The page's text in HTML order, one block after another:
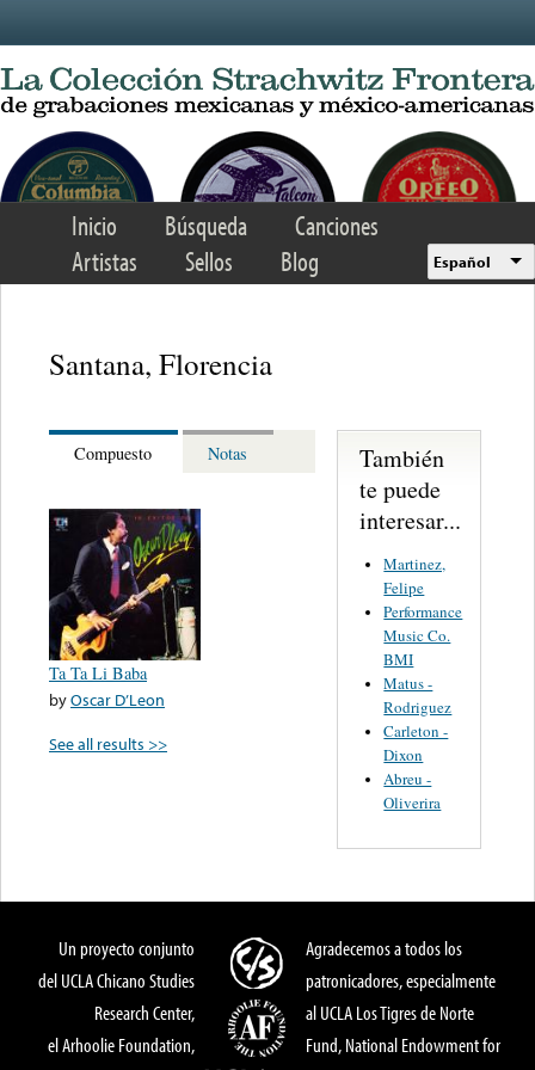
Inicio Búsqueda
Canciones
Artistas
Sellos Blog Español
Santana, Florencia
Compuesto Notas
Ta Ta Li Baba
byOscar D’Leon
See all results >>
También
te puede
interesar...
Martinez,
Felipe
Performance
Music Co.
BMI
Matus -
Rodriguez
Carleton -
Dixon
Abreu -
Oliverira
Un proyecto conjunto
del UCLA Chicano Studies
Research Center,
el Arhoolie Foundation,
Agradecemos a todos los
patronicadores, especialmente
al UCLA Los Tigres de Norte
Fund, National Endowment for